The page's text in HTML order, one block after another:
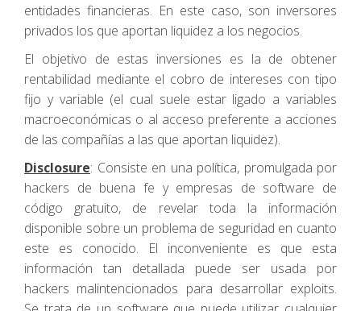
entidades financieras. En este caso, son inversores
privados los que aportan liquidez a los negocios.
El objetivo de estas inversiones es la de obtener
rentabilidad mediante el cobro de intereses con tipo
fijo y variable (el cual suele estar ligado a variables
macroeconómicas o al acceso preferente a acciones
de las compañías a las que aportan liquidez).
Disclosure: Consiste en una política, promulgada por
hackers de buena fe y empresas de software de
código gratuito, de revelar toda la información
disponible sobre un problema de seguridad en cuanto
este es conocido. El inconveniente es que esta
información tan detallada puede ser usada por
hackers malintencionados para desarrollar exploits.